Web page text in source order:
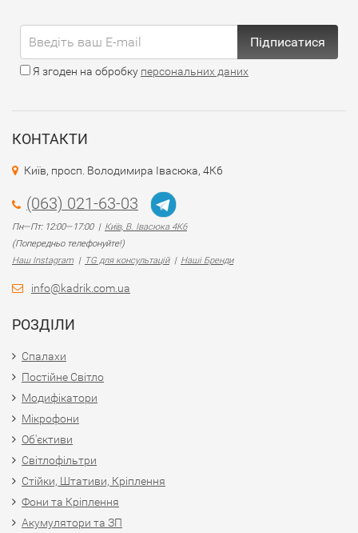
Підписатися
Я згоден на обробку персональних даних
КОНТАКТИ
Київ, просп. Володимира Івасюка, 4К6
(063) 021-63-03
Пн—Пт: 12:00—17:00 | Київ, В. Івасюка 4К6
(Попередньо телефонуйте!)
Наш Instagram | TG для консультацій| Наші Бренди
info@kadrik.com.ua
РОЗДІЛИ
Спалахи
Постійне Світло
Модифікатори
Мікрофони
Об'єктиви
Світлофільтри
Стійки, Штативи, Кріплення
Фони та Кріплення
Акумулятори та ЗП